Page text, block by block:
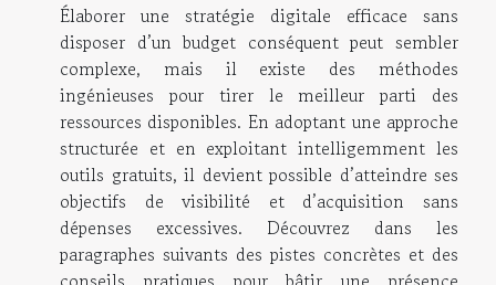
Élaborer une stratégie digitale efficace sans
disposer d’un budget conséquent peut sembler
complexe, mais il existe des méthodes
ingénieuses pour tirer le meilleur parti des
ressources disponibles. En adoptant une approche
structurée et en exploitant intelligemment les
outils gratuits, il devient possible d’atteindre ses
objectifs de visibilité et d’acquisition sans
dépenses excessives. Découvrez dans les
paragraphes suivants des pistes concrètes et des